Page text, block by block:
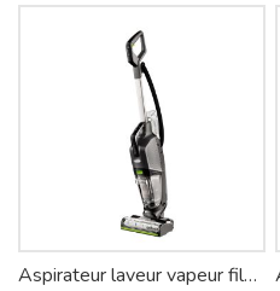
Aspirateur laveur vapeur filaire 3-en-1 Bissell CrossWave HydroSteam Pet Select 3527N